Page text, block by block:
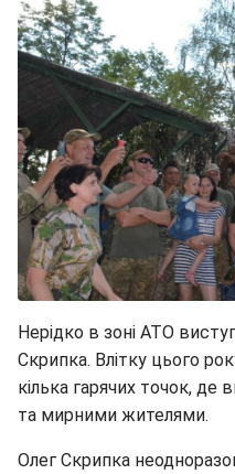
Нерідко в зоні АТО
Скрипка. Влітку цього
кілька гарячих точок,
та мирними жителями.
Олег Скрипка